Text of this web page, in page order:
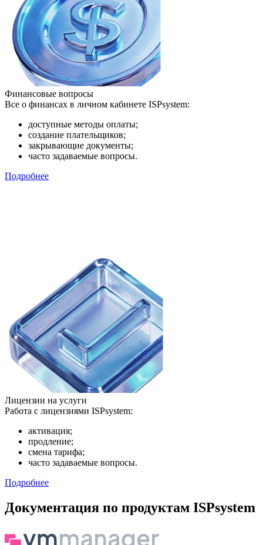
Финансовые вопросы
Все о финансах в личном кабинете ISPsystem:
доступные методы оплаты;
создание плательщиков;
закрывающие документы;
часто задаваемые вопросы.
Подробнее
Лицензии на услуги
Работа с лицензиями ISPsystem:
активация;
продление;
смена тарифа;
часто задаваемые вопросы.
Подробнее
Документация по продуктам ISPsystem